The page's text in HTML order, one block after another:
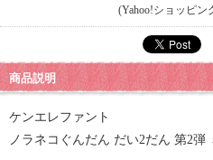
(Yahoo!ショッピン
商品説明
ケンエレファント
ノラネコぐんだん だい2だん 第2弾